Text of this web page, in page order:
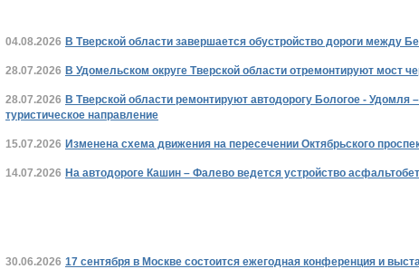
04.08.2026 В Тверской области завершается обустройство дороги между
28.07.2026 В Удомельском округе Тверской области отремонтируют мост
28.07.2026 В Тверской области ремонтируют автодорогу Бологое - Удомля
туристическое направление
15.07.2026 Изменена схема движения на пересечении Октябрьского
14.07.2026 На автодороге Кашин – Фалево ведется устройство
30.06.2026 17 сентября в Москве состоится ежегодная конференция и